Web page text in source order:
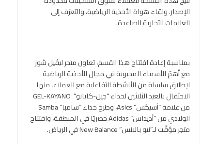
الإصدار، ولقاء هواة الأحذية الرياضية، والتعرّف إلى
العلامات التجارية الصاعدة.
بمناسبة إعادة افتتاح هذا القسم، تعاون متجر ليڤيل شوز
مع أهمّ الأسماء المحبوبة في مجال الأحذية الرياضية
لإطلاق سلسلة من الأنشطة التفاعلية مع العملاء، منها
الاحتفال بالعيد الثلاثين لحذاء “جيل-كايانو” GEL-KAYANO
من علامة “أسيكس” Asics، وطرح حذاء “سامبا” Samba
الولادي من “أديداس” Adidas حصريًا في المنطقة، وافتتاح
متجر مؤقّت لـ”نيو بالانس” New Balance في الرياض.